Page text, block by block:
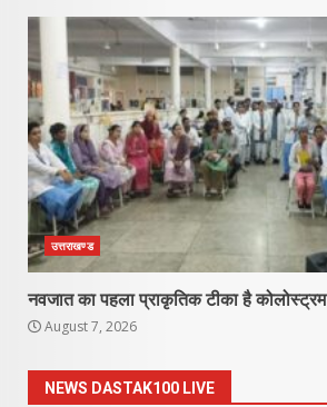
उत्तराखण्ड
नवजात का पहला प्राकृतिक टीका है कोलोस्ट्रम
August 7, 2026
NEWS DASTAK100 LIVE